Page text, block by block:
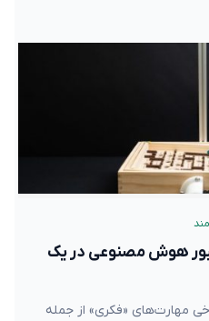
هوش مصنوعی در یک
مهارت‌های «فکری» از جمله